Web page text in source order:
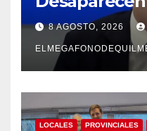
presidente
responde
8 AGOSTO, 2026
LOCALES PROVINCIALES